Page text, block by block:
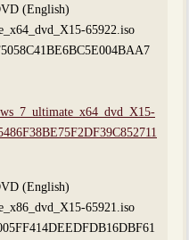
(English)
65922.iso
(English)
65921.iso